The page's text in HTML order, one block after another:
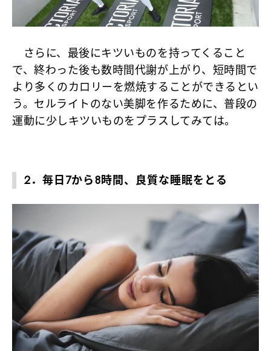
さらに、最後にキツいものを持ってくること
で、終わった後も数時間代謝が上がり、短時間で
より多くのカロリーを燃焼することができるとい
う。セルライトのない美脚を作るために、普段の
運動に少しキツいものをプラスしてみては。
2．毎日7から8時間、良質な睡眠をとる